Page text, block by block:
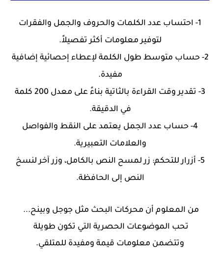
1- احتساب عدد الكلمات والحروف والجمل والفقرات
لتوفير معلومات أكثر تفصيلاً.
2- حساب متوسط طول الكلمة لإعطاء إحصائية إضافية
مفيدة.
3- تقدير وقت القراءة بالثاتية بناءً على معدل 200 كلمة
في الدقيقة.
4- حساب عدد الجمل يعتمد على النقط والفواصل
والعلامات التعبيرية.
5- أزرار للتحكم: زر لمسح النص بالكامل، وزر آخر لنسخ
النص إلى الحافظة.
من المعلوم أن محركات البحث مثل جوجل وبينح...
تحب الموضوعات الحصرية التي تكون طويلة
وتتضمن معلومات قيمة ومفيدة للمتلقي.